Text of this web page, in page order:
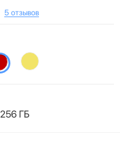
5 отзывов
256 ГБ